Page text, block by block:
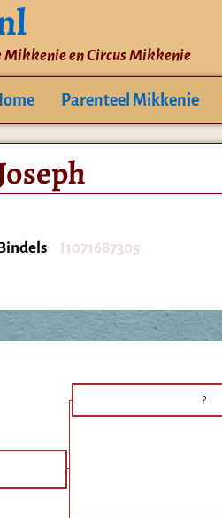
Mikkenie en Circus Mikkenie
Parenteel Mikkenie
I1071687305
?